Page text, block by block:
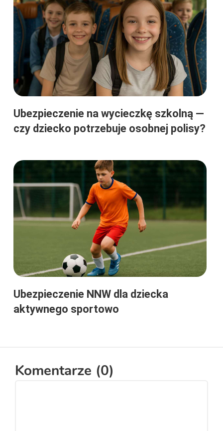
Ubezpieczenie na wycieczkę szkolną —
czy dziecko potrzebuje osobnej polisy?
Ubezpieczenie NNW dla dziecka
aktywnego sportowo
Komentarze (0)